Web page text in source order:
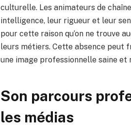
culturelle. Les animateurs de
intelligence, leur rigueur et leur
pour cette raison qu’on ne trouve
leurs métiers. Cette absence peut
une image professionnelle saine et
Son parcours
les médias